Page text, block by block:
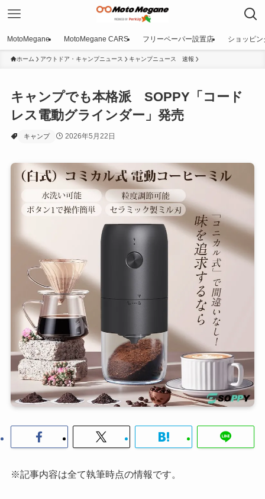
MotoMegane MotoMegane CARS フリーペーパー設置店 ショッピン
ホーム アウトドア・キャンプニュース キャンプニュース 速報
キャンプでも本格派 SOPPY「コード
レス電動グラインダー」発売
キャンプ 2026年5月22日
※記事内容は全て執筆時点の情報です。